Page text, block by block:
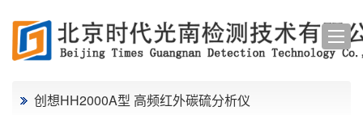
创想HH2000A型 高频红外碳硫分析仪